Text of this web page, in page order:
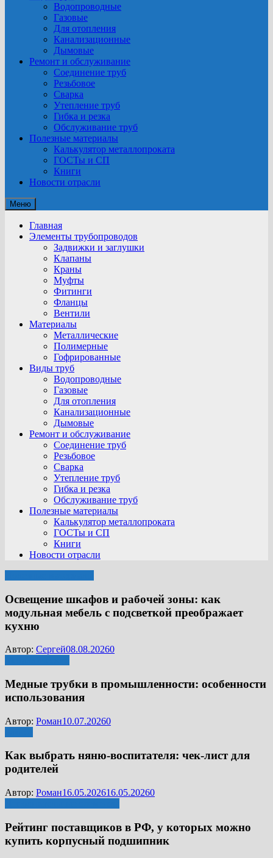
Водопроводные
Газовые
Для отопления
Канализационные
Дымовые
Ремонт и обслуживание
Соединение труб
Резьбовое
Сварка
Утепление труб
Гибка и резка
Обслуживание труб
Полезные материалы
Калькулятор металлопроката
ГОСТы и СП
Книги
Новости отрасли
Меню
Главная
Элементы трубопроводов
Задвижки и заглушки
Клапаны
Краны
Муфты
Фитинги
Фланцы
Вентили
Материалы
Металлические
Полимерные
Гофрированные
Виды труб
Водопроводные
Газовые
Для отопления
Канализационные
Дымовые
Ремонт и обслуживание
Соединение труб
Резьбовое
Сварка
Утепление труб
Гибка и резка
Обслуживание труб
Полезные материалы
Калькулятор металлопроката
ГОСТы и СП
Книги
Новости отрасли
Освещение шкафов и рабочей зоны: как
модульная мебель с подсветкой преображает
кухню
Автор: Сергей08.08.20260
Медные трубки в промышленности: особенности
использования
Автор: Роман10.07.20260
Как выбрать няню-воспитателя: чек‑лист для
родителей
Автор: Роман16.05.202616.05.20260
Рейтинг поставщиков в РФ, у которых можно
купить корпусный подшипник